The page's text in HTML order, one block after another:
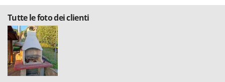
Tutte le foto dei clienti